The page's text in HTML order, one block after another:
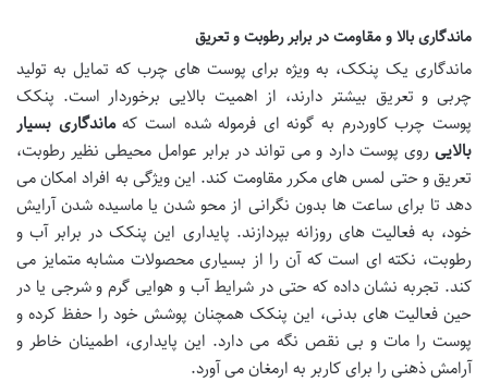
ماندگاری بالا و مقاومت در برابر رطوبت و تعریق
ماندگاری یک پنکک، به ویژه برای پوست های چرب که تمایل به تولید
چربی و تعریق بیشتر دارند، از اهمیت بالایی برخوردار است. پنکک
پوست چرب کاوردرم به گونه ای فرموله شده است کهماندگاری بسیار
بالایی روی پوست دارد و می تواند در برابر عوامل محیطی نظیر رطوبت،
تعریق و حتی لمس های مکرر مقاومت کند. این ویژگی به افراد امکان می
دهد تا برای ساعت ها بدون نگرانی از محو شدن یا ماسیده شدن آرایش
خود، به فعالیت های روزانه بپردازند. پایداری این پنکک در برابر آب و
رطوبت، نکته ای است که آن را از بسیاری محصولات مشابه متمایز می
کند. تجربه نشان داده که حتی در شرایط آب و هوایی گرم و شرجی یا در
حین فعالیت های بدنی، این پنکک همچنان پوشش خود را حفظ کرده و
پوست را مات و بی نقص نگه می دارد. این پایداری، اطمینان خاطر و
آرامش ذهنی را برای کاربر به ارمغان می آورد.